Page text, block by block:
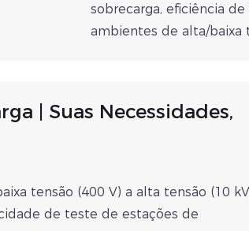
sobrecarga, eficiência
ambientes de alta/baixa
| Suas Necessidades,
tensão (400 V) a alta tensão (10
de teste de estações de